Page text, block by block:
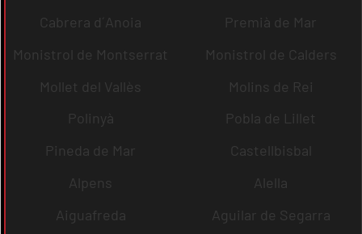
Cabrera d´Anoia
Premià de Mar
Monistrol de Montserrat
Monistrol de Calders
Mollet del Vallès
Molins de Rei
Polinyà
Pobla de Lillet
Pineda de Mar
Castellbisbal
Alpens
Alella
Aiguafreda
Aguilar de Segarra